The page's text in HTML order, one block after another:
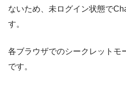
ないため、未ログイン状態で
す。
各ブラウザでのシークレットモ
です。